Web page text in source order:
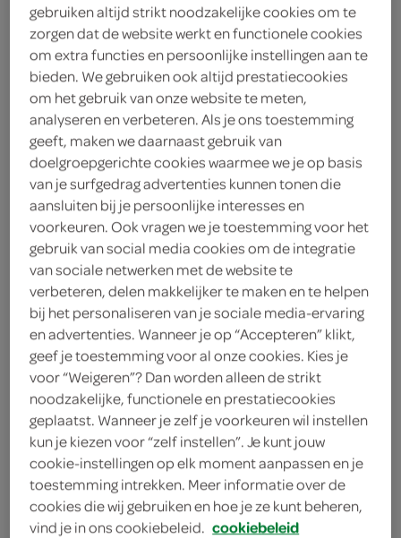
XXL Nutrition eiwitreep
crunchy protein bar
cookies & cream
XXL Nutrition
2.
99
60 Gram
Let op: aanbiedingen zijn niet zichtbaar bij de
producten, maar worden wél automatisch
verwerkt in de winkelmand.
gebruiken altijd strikt noodzakelijke cookies om te
zorgen dat de website werkt en functionele cookies
om extra functies en persoonlijke instellingen aan te
bieden. We gebruiken ook altijd prestatiecookies
om het gebruik van onze website te meten,
analyseren en verbeteren. Als je ons toestemming
geeft, maken we daarnaast gebruik van
doelgroepgerichte cookies waarmee we je op basis
van je surfgedrag advertenties kunnen tonen die
aansluiten bij je persoonlijke interesses en
voorkeuren. Ook vragen we je toestemming voor het
gebruik van social media cookies om de integratie
van sociale netwerken met de website te
verbeteren, delen makkelijker te maken en te helpen
bij het personaliseren van je sociale media-ervaring
en advertenties. Wanneer je op “Accepteren” klikt,
geef je toestemming voor al onze cookies. Kies je
voor “Weigeren”? Dan worden alleen de strikt
noodzakelijke, functionele en prestatiecookies
geplaatst. Wanneer je zelf je voorkeuren wil instellen
kun je kiezen voor “zelf instellen”. Je kunt jouw
cookie-instellingen op elk moment aanpassen en je
toestemming intrekken. Meer informatie over de
cookies die wij gebruiken en hoe je ze kunt beheren,
vind je in ons cookiebeleid. cookiebeleid